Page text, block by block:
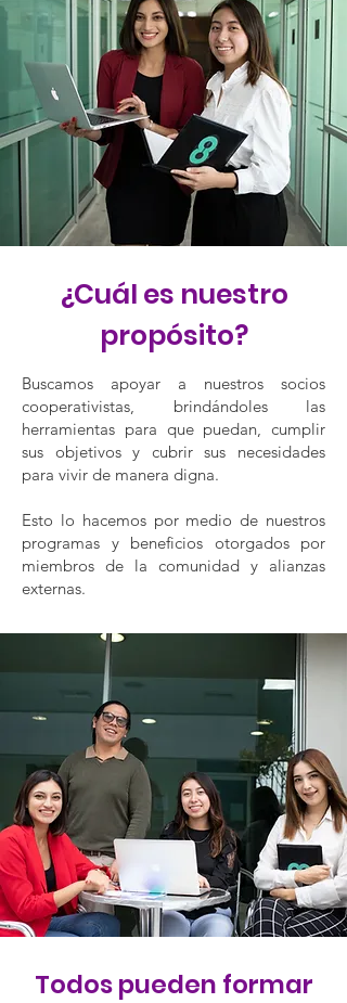
¿Cuál es nuestro
propósito?
Buscamos apoyar a nuestros socios
cooperativistas, brindándoles las
herramientas para que puedan, cumplir
sus objetivos y cubrir sus necesidades
para vivir de manera digna.
Esto lo hacemos por medio de nuestros
programas y beneficios otorgados por
miembros de la comunidad y alianzas
externas.
Todos pueden formar